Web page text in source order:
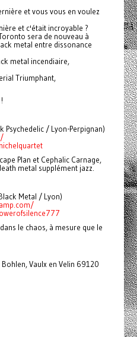
et vous vous en voulez
et c'était incroyable ?
sera de nouveau à
metal entre dissonance
metal incendiaire,
Triumphant,
Psychedelic / Lyon-Perpignan)
Plan et Cephalic Carnage,
metal supplément jazz.
Metal / Lyon)
le chaos, à mesure que le
Bohlen, Vaulx en Velin 69120